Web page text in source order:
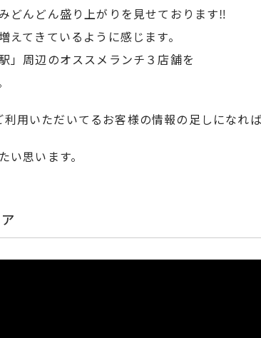
どんどん盛り上がりを見せております‼︎
てきているように感じます。
」周辺のオススメランチ３店舗を
用いただいてるお客様の情報の足しになれば
思います。